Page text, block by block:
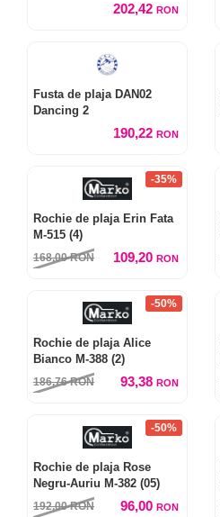
202,42 RON
Fusta de plaja DAN02
Dancing 2
190,22 RON
-35%
Rochie de plaja Erin Fata
M-515 (4)
168,00RON 109,20 RON
-50%
Rochie de plaja Alice
Bianco M-388 (2)
186,76RON 93,38 RON
-50%
Rochie de plaja Rose
Negru-Auriu M-382 (05)
192,00RON 96,00 RON